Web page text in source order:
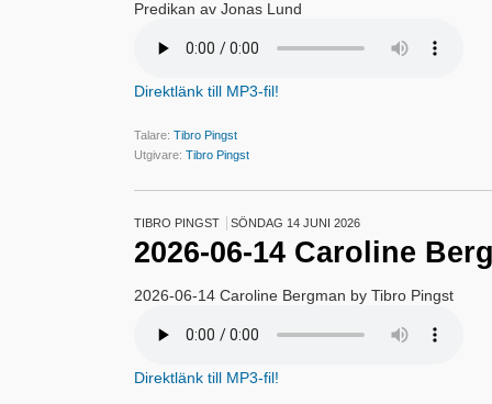
Predikan av Jonas Lund
Direktlänk till MP3-fil!
Talare: Tibro Pingst
Utgivare: Tibro Pingst
TIBRO PINGST SÖNDAG 14 JUNI 2026
2026-06-14 Caroline
2026-06-14 Caroline Bergman by Tibro Pingst
Direktlänk till MP3-fil!